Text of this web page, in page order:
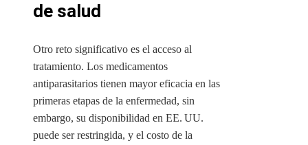
de salud
Otro reto significativo es el acceso al
tratamiento. Los medicamentos
antiparasitarios tienen mayor eficacia en las
primeras etapas de la enfermedad, sin
embargo, su disponibilidad en EE. UU.
puede ser restringida, y el costo de la